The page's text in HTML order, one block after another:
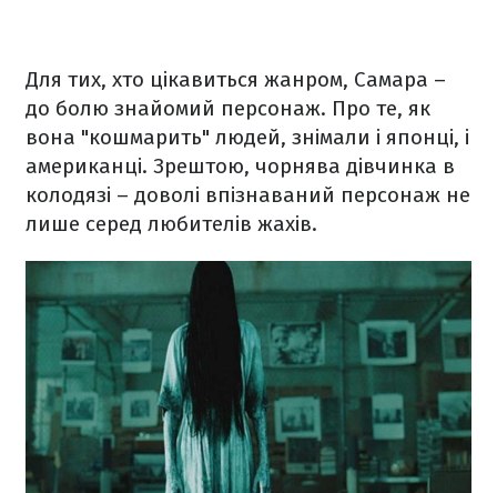
Для тих, хто цікавиться жанром, Самара –
до болю знайомий персонаж. Про те, як
вона "кошмарить" людей, знімали і японці, і
американці. Зрештою, чорнява дівчинка в
колодязі – доволі впізнаваний персонаж не
лише серед любителів жахів.